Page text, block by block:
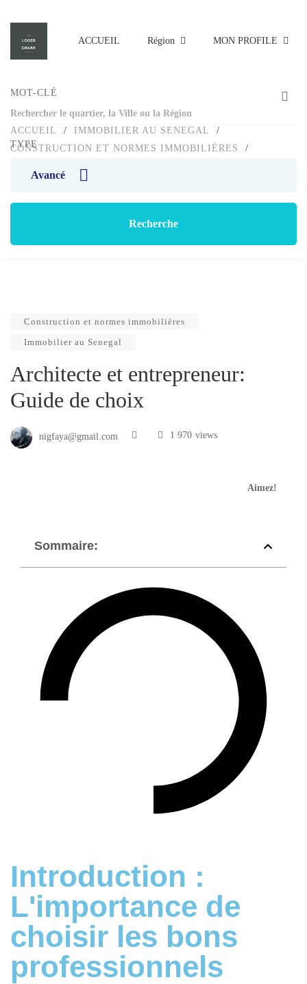
ACCUEIL Région MON PROFILE
MOT-CLÉ
TYPE
Avancé
Recherche
Blog
ACCUEIL / IMMOBILIER AU SENEGAL
/
CONSTRUCTION ET NORMES IMMOBILIÈRES
/
Construction et normes immobilières
Immobilier au Senegal
Architecte et entrepreneur:
Guide de choix
nigfaya@gmail.com views
1 970
Aimez!
Sommaire:
Introduction :
L'importance de
choisir les bons
professionnels